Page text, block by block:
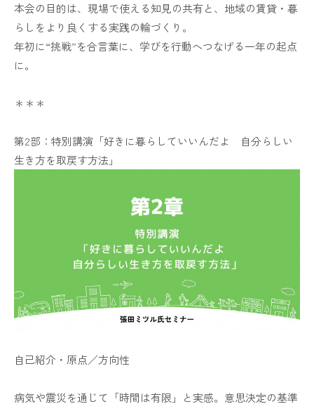
本会の目的は、現場で使える知見の共有と、地域の賃貸・暮
らしをより良くする実践の輪づくり。
年初に“挑戦”を合言葉に、学びを行動へつなげる一年の起点
に。
＊＊＊
第2部：特別講演「好きに暮らしていいんだよ 自分らしい
生き方を取戻す方法」
自己紹介・原点／方向性
病気や震災を通じて「時間は有限」と実感。意思決定の基準